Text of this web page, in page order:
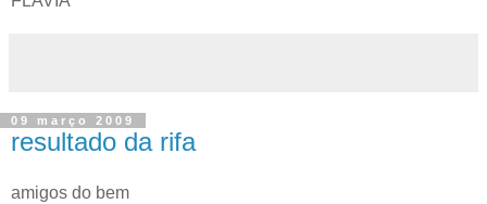
09 março 2009
resultado da rifa
amigos do bem